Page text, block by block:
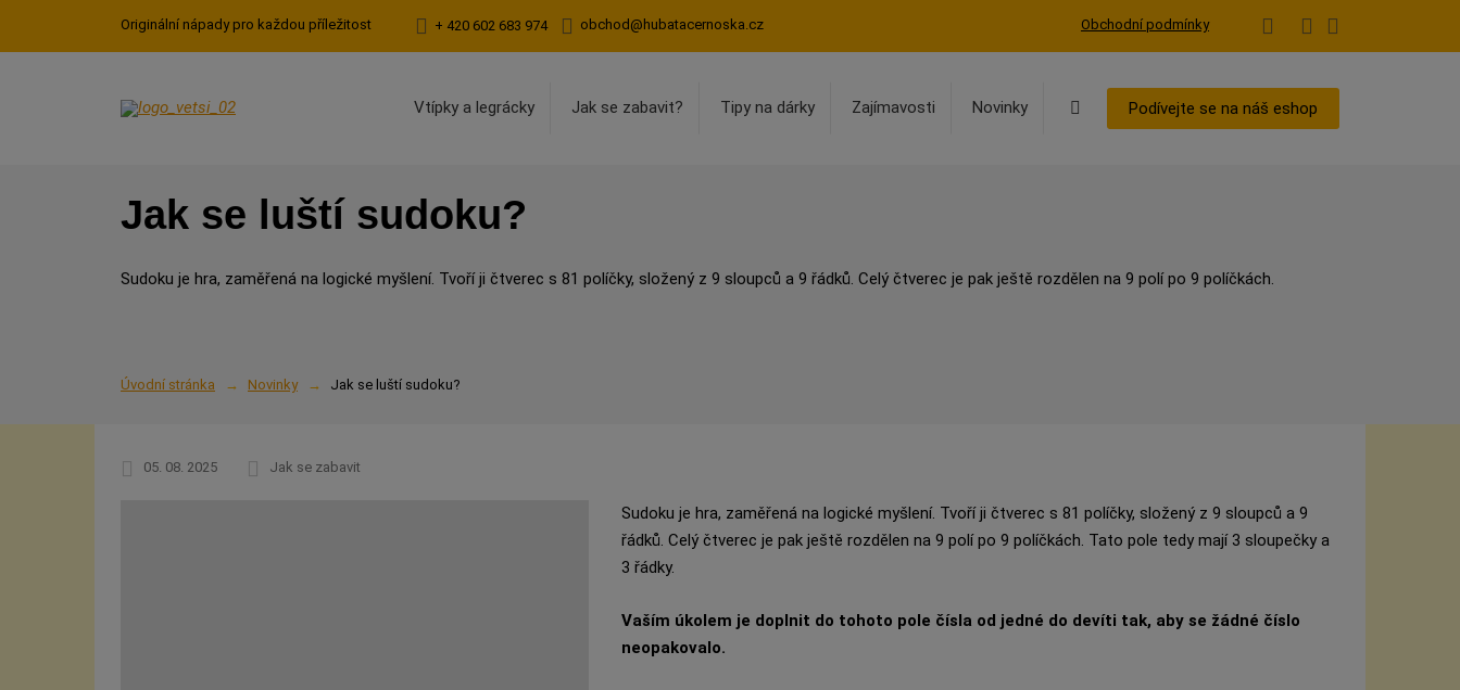
Originální nápady pro každou příležitost + 420 602 683 974 obchod@hubatacernoska.cz Obchodní podmínky
Vtípky a legrácky Jak se zabavit? Tipy na dárky Zajímavosti Novinky VyhledáváníPodívejte se na náš eshop
Jak se luští sudoku?
Sudoku je hra, zaměřená na logické myšlení. Tvoří ji čtverec s 81 políčky, složený z 9 sloupců a 9 řádků. Celý čtverec je pak ještě rozdělen na 9 polí po 9 políčkách.
Úvodní stránka Novinky Jak se luští sudoku?
05. 08. 2025 Jak se zabavit
Sudoku je hra, zaměřená na logické myšlení. Tvoří ji čtverec s 81 políčky, složený z 9 sloupců a 9
řádků. Celý čtverec je pak ještě rozdělen na 9 polí po 9 políčkách. Tato pole tedy mají 3 sloupečky a
3 řádky.
Vaším úkolem je doplnit do tohoto pole čísla od jedné do devíti tak, aby se žádné číslo
neopakovalo.